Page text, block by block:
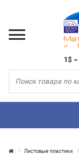
1$ =
Листовые пластики